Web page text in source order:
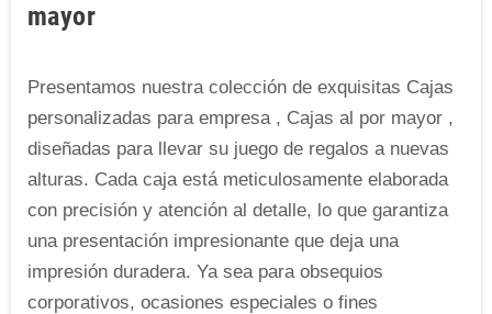
mayor
Presentamos nuestra colección de exquisitas Cajas
personalizadas para empresa , Cajas al por mayor ,
diseñadas para llevar su juego de regalos a nuevas
alturas. Cada caja está meticulosamente elaborada
con precisión y atención al detalle, lo que garantiza
una presentación impresionante que deja una
impresión duradera. Ya sea para obsequios
corporativos, ocasiones especiales o fines